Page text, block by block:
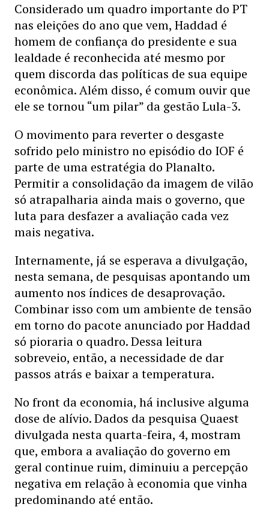
Considerado um quadro importante do PT
nas eleições do ano que vem, Haddad é
homem de confiança do presidente e sua
lealdade é reconhecida até mesmo por
quem discorda das políticas de sua equipe
econômica. Além disso, é comum ouvir que
ele se tornou “um pilar” da gestão Lula-3.
O movimento para reverter o desgaste
sofrido pelo ministro no episódio do IOF é
parte de uma estratégia do Planalto.
Permitir a consolidação da imagem de vilão
só atrapalharia ainda mais o governo, que
luta para desfazer a avaliação cada vez
mais negativa.
Internamente, já se esperava a divulgação,
nesta semana, de pesquisas apontando um
aumento nos índices de desaprovação.
Combinar isso com um ambiente de tensão
em torno do pacote anunciado por Haddad
só pioraria o quadro. Dessa leitura
sobreveio, então, a necessidade de dar
passos atrás e baixar a temperatura.
No front da economia, há inclusive alguma
dose de alívio. Dados da pesquisa Quaest
divulgada nesta quarta-feira, 4, mostram
que, embora a avaliação do governo em
geral continue ruim, diminuiu a percepção
negativa em relação à economia que vinha
predominando até então.